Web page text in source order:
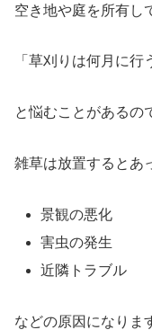
空き地や庭を所有し
「草刈りは何月に行
と悩むことがあるの
雑草は放置するとあ
景観の悪化
害虫の発生
近隣トラブル
などの原因になりま